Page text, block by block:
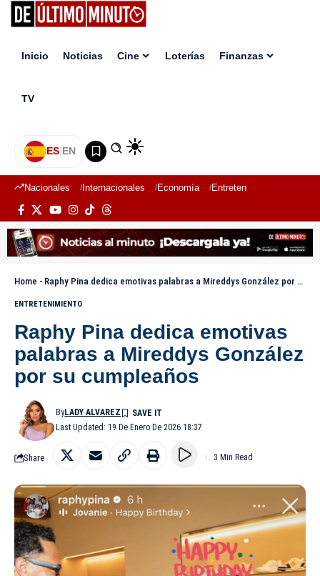
Inicio Noticias Cine Loterías Finanzas
TV
ES|EN
Nacionales Internacionales Economía Entretenimiento
Home - Raphy Pina dedica emotivas palabras a Mireddys González por su cumpleaños
ENTRETENIMIENTO
Raphy Pina dedica emotivas
palabras a Mireddys González
por su cumpleaños
Last Updated: 19 De Enero De 2026 18:37
ByLADY ALVAREZ
Share 3 Min Read